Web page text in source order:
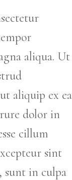
aliqua. Ut
aliquip ex ea
dolor in
cillum
sint
sunt in culpa